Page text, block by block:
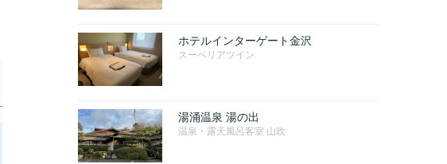
ホテルインターゲート金沢
スーペリアツイン
湯涌温泉 湯の出
温泉・露天風呂客室 山吹